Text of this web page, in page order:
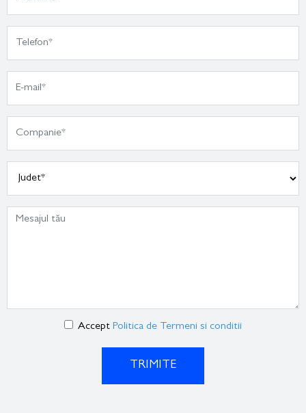
Accept Politica de Termeni si conditii
TRIMITE